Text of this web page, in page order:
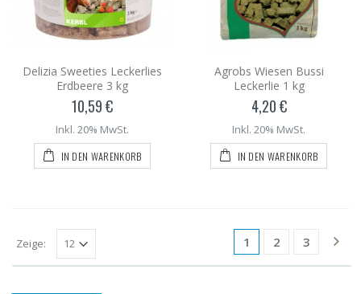
Delizia Sweeties Leckerlies
Erdbeere 3 kg
10,59 €
Inkl. 20% MwSt.
IN DEN WARENKORB
Agrobs Wiesen Bussi
Leckerlie 1 kg
4,20 €
Inkl. 20% MwSt.
IN DEN WARENKORB
1 2 3
Zeige: